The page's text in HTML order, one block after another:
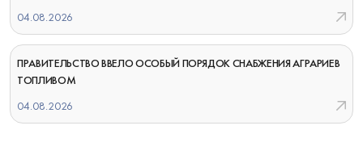
04.08.2026
ПРАВИТЕЛЬСТВО ВВЕЛО ОСОБЫЙ ПОРЯДОК СНАБЖЕНИЯ АГРАРИЕВ
ТОПЛИВОМ
04.08.2026